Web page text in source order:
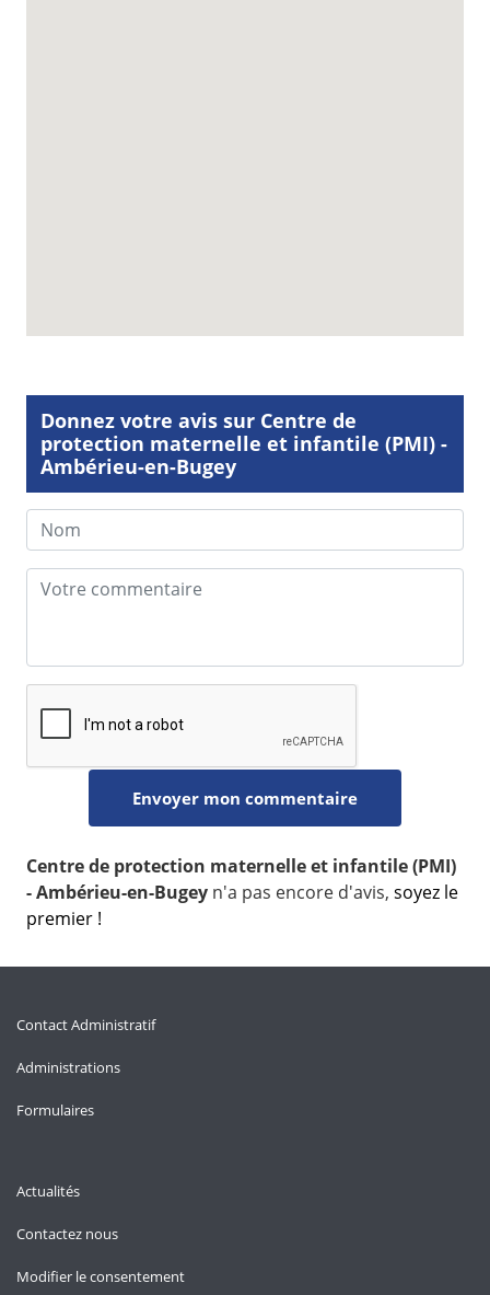
Donnez votre avis sur Centre de
protection maternelle et infantile (PMI) -
Ambérieu-en-Bugey
Centre de protection maternelle et infantile (PMI)
- Ambérieu-en-Bugey n'a pas encore d'avis, soyez le
premier !
Contact Administratif
Administrations
Formulaires
Actualités
Contactez nous
Modifier le consentement